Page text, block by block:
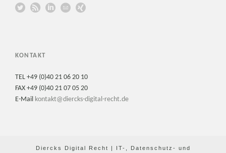
KONTAKT
TEL +49 (0)40 21 06 20 10
FAX +49 (0)40 21 07 05 20
E-Mail kontakt@diercks-digital-recht.de
Diercks Digital Recht | IT-, Datenschutz- und